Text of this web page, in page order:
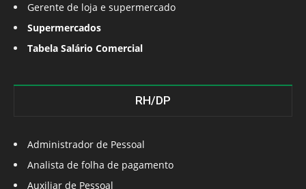
Gerente de loja e supermercado
Supermercados
Tabela Salário Comercial
RH/DP
Administrador de Pessoal
Analista de folha de pagamento
Auxiliar de Pessoal